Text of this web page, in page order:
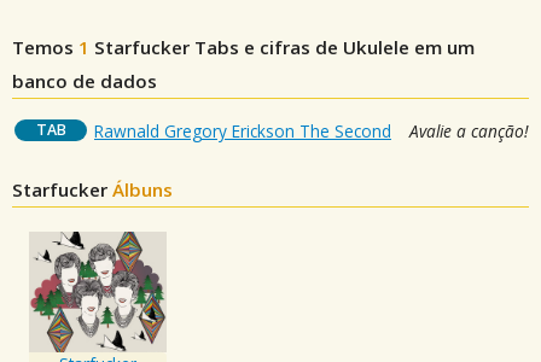
Temos 1 Starfucker Tabs e cifras de Ukulele em um
banco de dados
TAB Rawnald Gregory Erickson The Second Avalie a canção!
Starfucker Álbuns